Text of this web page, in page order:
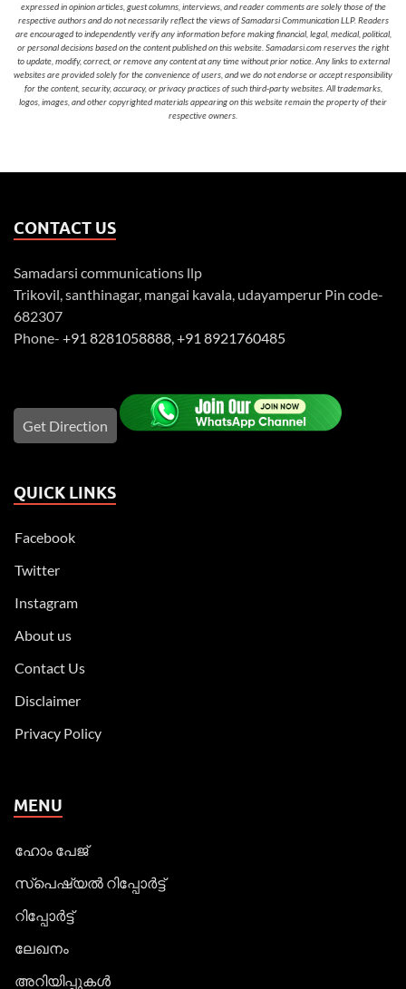
expressed in opinion articles, guest columns, interviews, and reader comments are solely those of the
respective authors and do not necessarily reflect the views of Samadarsi Communication LLP. Readers
are encouraged to independently verify any information before making financial, legal, medical, political,
or personal decisions based on the content published on this website. Samadarsi.com reserves the right
to update, modify, correct, or remove any content at any time without prior notice. Any links to external
websites are provided solely for the convenience of users, and we do not endorse or accept responsibility
for the content, security, accuracy, or privacy practices of such third-party websites. All trademarks,
logos, images, and other copyrighted materials appearing on this website remain the property of their
respective owners.
CONTACT US
Samadarsi communications llp
Trikovil, santhinagar, mangai kavala, udayamperur Pin code-
682307
Phone- +91 8281058888,+91 8921760485
Get Direction
QUICK LINKS
Facebook
Twitter
Instagram
About us
Contact Us
Disclaimer
Privacy Policy
MENU
ഹോം പേജ്
സ്പെഷ്യൽ റിപ്പോര്‍ട്ട്
റിപ്പോര്‍ട്ട്
ലേഖനം
അറിയിപ്പുകള്‍